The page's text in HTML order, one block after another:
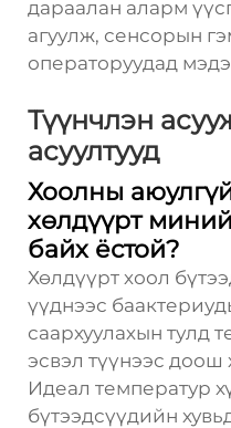
дараалан аларм
агуулж, сенсорын
операторуудад
Түүнчлэн
асуултууд
Хоолны
хөлдүүрт
байх ёстой?
Хөлдүүрт хоол
үүднээс
саархуулахын тулд
эсвэл түүнээс доош
Идеал температур
бүтээдсүүдийн